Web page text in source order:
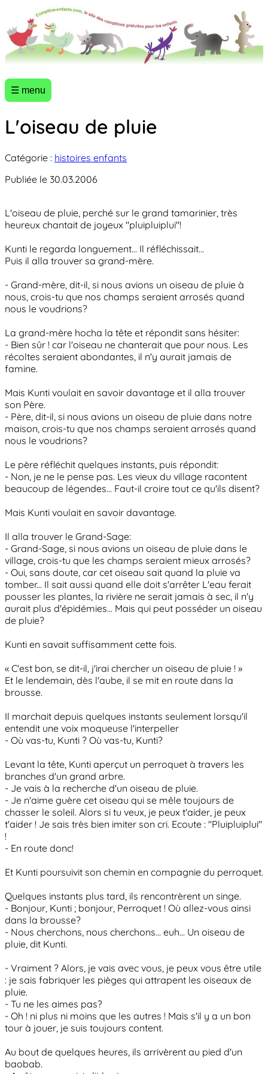
☰ menu
L'oiseau de pluie
Catégorie : histoires enfants
Publiée le 30.03.2006
L'oiseau de pluie, perché sur le grand tamarinier, très
heureux chantait de joyeux "pluipluiplui"!
Kunti le regarda longuement... Il réfléchissait...
Puis il alla trouver sa grand-mère.
- Grand-mère, dit-il, si nous avions un oiseau de pluie à
nous, crois-tu que nos champs seraient arrosés quand
nous le voudrions?
La grand-mère hocha la tête et répondit sans hésiter:
- Bien sûr ! car l'oiseau ne chanterait que pour nous. Les
récoltes seraient abondantes, il n'y aurait jamais de
famine.
Mais Kunti voulait en savoir davantage et il alla trouver
son Père.
- Père, dit-il, si nous avions un oiseau de pluie dans notre
maison, crois-tu que nos champs seraient arrosés quand
nous le voudrions?
Le père réfléchit quelques instants, puis répondit:
- Non, je ne le pense pas. Les vieux du village racontent
beaucoup de légendes... Faut-il croire tout ce qu'ils disent?
Mais Kunti voulait en savoir davantage.
Il alla trouver le Grand-Sage:
- Grand-Sage, si nous avions un oiseau de pluie dans le
village, crois-tu que les champs seraient mieux arrosés?
- Oui, sans doute, car cet oiseau sait quand la pluie va
tomber... Il sait aussi quand elle doit s'arrêter L'eau ferait
pousser les plantes, la rivière ne serait jamais à sec, il n'y
aurait plus d'épidémies... Mais qui peut posséder un oiseau
de pluie?
Kunti en savait suffisamment cette fois.
« C'est bon, se dit-il, j'irai chercher un oiseau de pluie ! »
Et le lendemain, dès l'aube, il se mit en route dans la
brousse.
Il marchait depuis quelques instants seulement lorsqu'il
entendit une voix moqueuse l'interpeller
- Où vas-tu, Kunti ? Où vas-tu, Kunti?
Levant la tête, Kunti aperçut un perroquet à travers les
branches d'un grand arbre.
- Je vais à la recherche d'un oiseau de pluie.
- Je n'aime guère cet oiseau qui se mêle toujours de
chasser le soleil. Alors si tu veux, je peux t'aider, je peux
t'aider ! Je sais très bien imiter son cri. Ecoute : "Pluipluiplui"
!
- En route donc!
Et Kunti poursuivit son chemin en compagnie du perroquet.
Quelques instants plus tard, ils rencontrèrent un singe.
- Bonjour, Kunti ; bonjour, Perroquet ! Où allez-vous ainsi
dans la brousse?
- Nous cherchons, nous cherchons... euh... Un oiseau de
pluie, dit Kunti.
- Vraiment ? Alors, je vais avec vous, je peux vous être utile
: je sais fabriquer les pièges qui attrapent les oiseaux de
pluie.
- Tu ne les aimes pas?
- Oh ! ni plus ni moins que les autres ! Mais s'il y a un bon
tour à jouer, je suis toujours content.
Au bout de quelques heures, ils arrivèrent au pied d'un
baobab.